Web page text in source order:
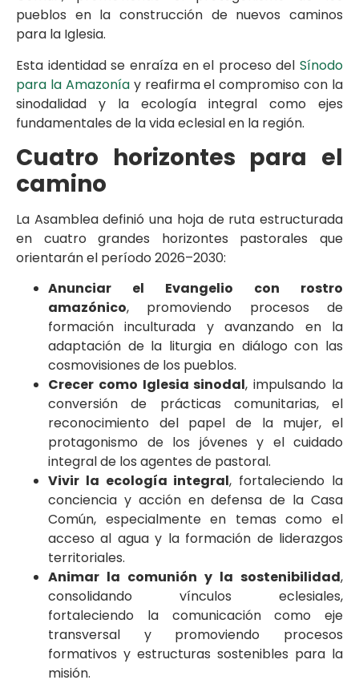
pueblos en la construcción de nuevos caminos
para la Iglesia.
Esta identidad se enraíza en el proceso del Sínodo
para la Amazoníay reafirma el compromiso con la
sinodalidad y la ecología integral como ejes
fundamentales de la vida eclesial en la región.
Cuatro horizontes para el
camino
La Asamblea definió una hoja de ruta estructurada
en cuatro grandes horizontes pastorales que
orientarán el período 2026–2030:
Anunciar el Evangelio con rostro
amazónico, promoviendo procesos de
formación inculturada y avanzando en la
adaptación de la liturgia en diálogo con las
cosmovisiones de los pueblos.
Crecer como Iglesia sinodal, impulsando la
conversión de prácticas comunitarias, el
reconocimiento del papel de la mujer, el
protagonismo de los jóvenes y el cuidado
integral de los agentes de pastoral.
Vivir la ecología integral, fortaleciendo la
conciencia y acción en defensa de la Casa
Común, especialmente en temas como el
acceso al agua y la formación de liderazgos
territoriales.
Animar la comunión y la sostenibilidad,
consolidando vínculos eclesiales,
fortaleciendo la comunicación como eje
transversal y promoviendo procesos
formativos y estructuras sostenibles para la
misión.